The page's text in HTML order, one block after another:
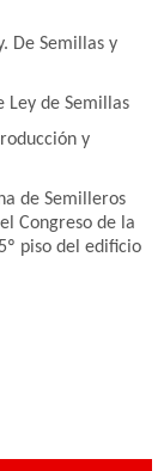
De Semillas y
Ley de Semillas
y
de Semilleros
Congreso de la
piso del edificio